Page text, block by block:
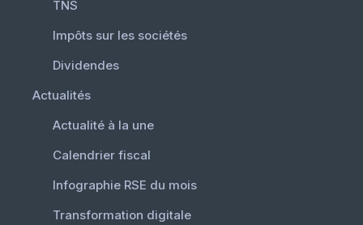
TNS
Impôts sur les sociétés
Dividendes
Actualités
Actualité à la une
Calendrier fiscal
Infographie RSE du mois
Transformation digitale